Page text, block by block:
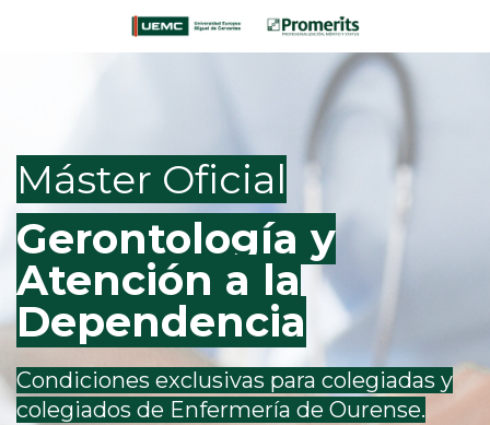
Máster Oficial
Gerontología y
Atención a la
Dependencia
Condiciones exclusivas para colegiadas y
colegiados de Enfermería de Ourense.